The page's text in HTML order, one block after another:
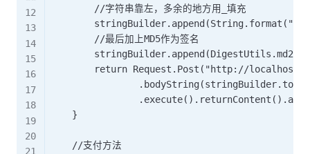
        //字符串靠左，多余的地方用_填充
        //最后加上MD5作为签名
return Request.Post("http://
    }
    //支付方法